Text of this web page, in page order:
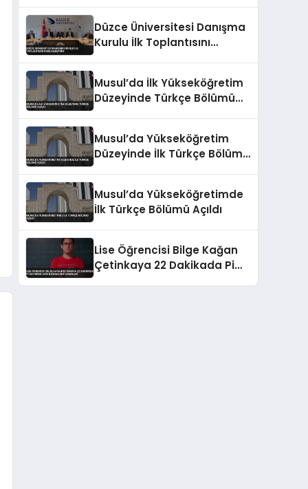
Düzce Üniversitesi Danışma
Kurulu İlk Toplantısını
Musul’da İlk Yükseköğretim
Düzeyinde Türkçe Bölümü
Musul’da Yükseköğretim
Düzeyinde İlk Türkçe Bölümü
Musul’da Yükseköğretimde
İlk Türkçe Bölümü Açıldı
Lise Öğrencisi Bilge Kağan
Çetinkaya 22 Dakikada Pi